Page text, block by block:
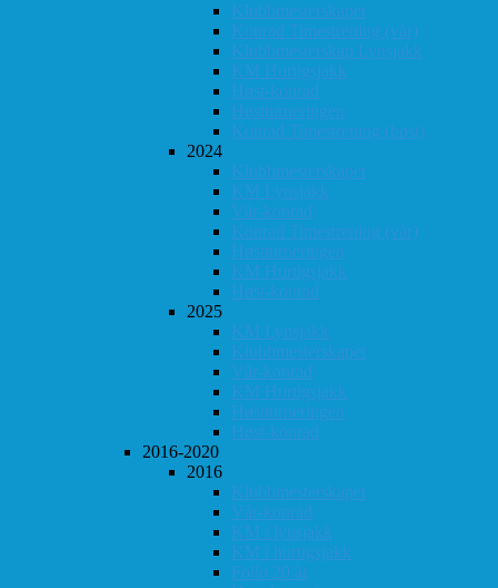
Klubbmesterskapet
Konrad Timestrening (vår)
Klubbmesterskap Lynsjakk
KM Hurtigsjakk
Høst-konrad
Høstturneringen
Konrad Timestrening (høst)
2024
Klubbmesterskapet
KM Lynsjakk
Vår-konrad
Konrad Timestrening (vår)
Høstturneringen
KM Hurtigsjakk
Høst-konrad
2025
KM Lynsjakk
Klubbmesterskapet
Vår-konrad
KM Hurtigsjakk
Høstturneringen
Høst-konrad
2016-2020
2016
Klubbmesterskapet
Vår-konrad
KM i lynsjakk
KM i hurtigsjakk
Follo 20 år